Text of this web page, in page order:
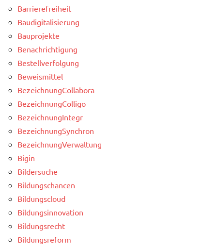
Barrierefreiheit
Baudigitalisierung
Bauprojekte
Benachrichtigung
Bestellverfolgung
Beweismittel
BezeichnungCollabora
BezeichnungColligo
BezeichnungIntegr
BezeichnungSynchron
BezeichnungVerwaltung
Bigin
Bildersuche
Bildungschancen
Bildungscloud
Bildungsinnovation
Bildungsrecht
Bildungsreform